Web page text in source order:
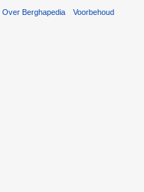
Over Berghapedia Voorbehoud